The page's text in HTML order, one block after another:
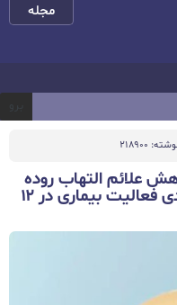
مجله
218900
علائم التهاب روده
و بیماری کرون؛ کاهش ۴۰ درصدی فعالیت بیماری در ۱۲